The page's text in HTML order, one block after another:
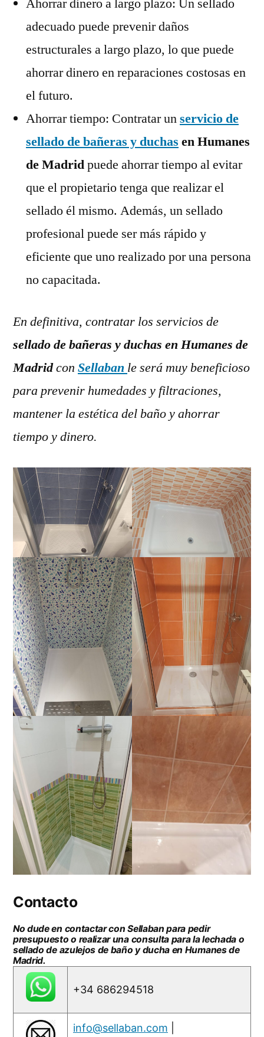
Ahorrar dinero a largo plazo: Un sellado
adecuado puede prevenir daños
estructurales a largo plazo, lo que puede
ahorrar dinero en reparaciones costosas en
el futuro.
Ahorrar tiempo: Contratar unservicio de
sellado de bañeras y duchas en Humanes
de Madridpuede ahorrar tiempo al evitar
que el propietario tenga que realizar el
sellado él mismo. Además, un sellado
profesional puede ser más rápido y
eficiente que uno realizado por una persona
no capacitada.
En definitiva, contratar los servicios de
sellado de bañeras y duchas en Humanes de
Madridcon Sellaban le será muy beneficioso
para prevenir humedades y filtraciones,
mantener la estética del baño y ahorrar
tiempo y dinero.
Contacto
No dude en contactar con Sellaban para pedir
presupuesto o realizar una consulta para la lechada o
sellado de azulejos de baño y ducha en Humanes de
Madrid.
+34 686294518
info@sellaban.com